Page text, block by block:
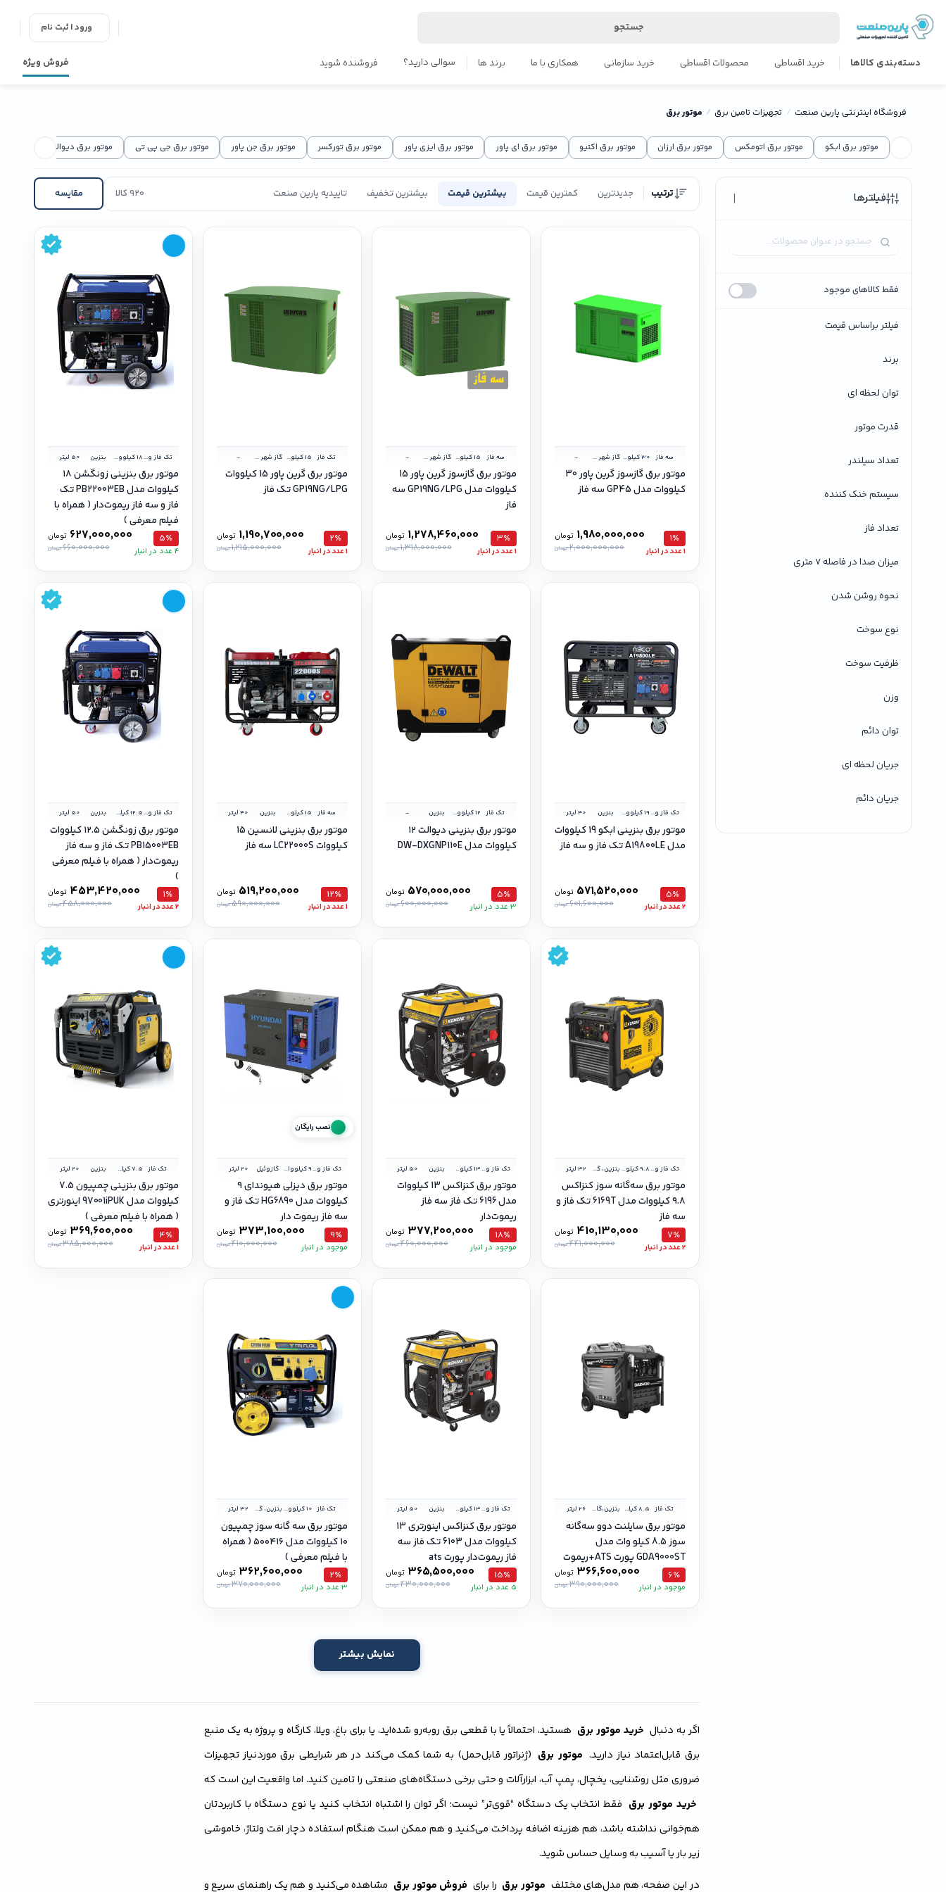
جستجو ورود | ثبت نام
دسته‌بندی کالاها خرید اقساطی محصولات اقساطی خرید سازمانی همکاری با ما برند ها سوالی دارید؟ فروشنده شوید فروش ویژه
فروشگاه اینترنتی پارین صنعت تجهیزات تامین برق موتور برق
موتور برق ابکو موتور برق اتومکس موتور برق ارزان موتور برق اکتیو موتور برق ای پاور موتور برق ایزی پاور موتور برق تورکسر موتور برق جن پاور موتور برق جی پی تی موتور برق دیوالت
فیلترها |
فقط کالاهای موجود
فیلتر براساس قیمت
برند
توان لحظه ای
قدرت موتور
تعداد سیلندر
سیستم خنک کننده
تعداد فاز
میزان صدا در فاصله 7 متری
نحوه روشن شدن
نوع سوخت
ظرفیت سوخت
وزن
توان دائم
جریان لحظه ای
جریان دائم
ترتیب جدیدترین کمترین قیمت بیشترین قیمت بیشترین تخفیف تاییدیه پارین صنعت 920 کالا مقایسه
سه فاز 30 کیلووات گاز شهر و گاز مایع -
موتور برق گازسوز گرین پاور 30
کیلووات مدل GP45 سه فاز
1٪
1 عدد در انبار
1,980,000,000 تومان
2,000,000,000 تومان
سه فاز 15 کیلووات گاز شهر و گاز مایع -
موتور برق گازسوز گرین پاور 15
کیلووات مدل GP19NG/LPG سه
فاز
3٪
1 عدد در انبار
1,278,460,000 تومان
1,318,000,000 تومان
تک فاز 15 کیلووات گاز شهر و گاز مایع -
موتور برق گرین پاور 15 کیلووات
GP19NG/LPG تک فاز
2٪
1 عدد در انبار
1,190,700,000 تومان
1,215,000,000 تومان
تک فاز و سه فاز 18 کیلووات بنزین 50 لیتر
موتور برق بنزینی زونگشن ۱۸
کیلووات مدل PB22003EB تک
فاز و سه فاز ریموت‌دار ( همراه با
فیلم معرفی )
5٪
4 عدد در انبار
627,000,000 تومان
660,000,000 تومان
تک فاز و سه فاز 19 کیلووات بنزین 40 لیتر
موتور برق بنزینی ابکو 19 کیلووات
مدل A19800LE تک فاز و سه فاز
5٪
2 عدد در انبار
571,520,000 تومان
601,600,000 تومان
تک فاز 12 کیلووات بنزین -
موتور برق بنزینی دیوالت ۱۲
کیلووات مدل DW-DXGNP110E
5٪
3 عدد در انبار
570,000,000 تومان
600,000,000 تومان
سه فاز 15 کیلووات بنزین 40 لیتر
موتور برق بنزینی لانسین 15
کیلووات LC22000S سه فاز
12٪
1 عدد در انبار
519,200,000 تومان
590,000,000 تومان
تک فاز و سه فاز 12.5 کیلووات بنزین 50 لیتر
موتور برق زونگشن ۱۲.۵ کیلووات
PB15003EB تک فاز و سه فاز
ریموت‌دار ( همراه با فیلم معرفی
)
1٪
2 عدد در انبار
453,420,000 تومان
458,000,000 تومان
تک فاز و سه فاز 9.8 کیلووات بنزین، گاز شهر و گاز مایع 32 لیتر
موتور برق سه‌گانه‌ سوز کنزاکس
۹.۸ کیلووات مدل 6169T تک فاز و
سه فاز
7٪
2 عدد در انبار
410,130,000 تومان
441,000,000 تومان
تک فاز و سه فاز 13 کیلووات بنزین 50 لیتر
موتور برق کنزاکس 13 کیلووات
مدل 6196 تک فاز سه فاز
ریموت‌دار
18٪
موجود در انبار
377,200,000 تومان
460,000,000 تومان
نصب رایگان
تک فاز و سه فاز 9 کیلووات گازوئیل 20 لیتر
موتور برق دیزلی هیوندای ۹
کیلووات مدل HG6890 تک فاز و
سه فاز ریموت دار
9٪
موجود در انبار
373,100,000 تومان
410,000,000 تومان
تک فاز 7.5 کیلووات بنزین 20 لیتر
موتور برق بنزینی چمپیون 7.5
کیلووات مدل 97001iPUK اینورتری
( همراه با فیلم معرفی )
4٪
1 عدد در انبار
369,600,000 تومان
385,000,000 تومان
تک فاز 8.5 کیلووات بنزین،گاز طبیعی،گاز مایع 26 لیتر
موتور برق سایلنت دوو سه‌گانه
سوز 8.5 کیلو وات مدل
GDA9000ST پورت ATS+ریموت
6٪
موجود در انبار
366,600,000 تومان
390,000,000 تومان
تک فاز و سه فاز 13 کیلووات بنزین 50 لیتر
موتور برق کنزاکس اینورتری 13
کیلووات مدل 6103 تک فاز سه
فاز ریموت‌دار پورت ats
15٪
5 عدد در انبار
365,500,000 تومان
430,000,000 تومان
تک فاز 10 کیلووات بنزین، گاز شهر و گاز مایع 32 لیتر
موتور برق سه گانه سوز چمپیون
۱۰ کیلووات مدل ۵۰۰۴۱۶ ( همراه
با فیلم معرفی )
2٪
3 عدد در انبار
362,600,000 تومان
370,000,000 تومان
نمایش بیشتر
اگر به دنبال خرید موتور برق هستید، احتمالاً یا با قطعی برق روبه‌رو شده‌اید، یا برای باغ، ویلا، کارگاه و پروژه به یک منبع
برق قابل‌اعتماد نیاز دارید. موتور برق (ژنراتور قابل‌حمل) به شما کمک می‌کند در هر شرایطی برق موردنیاز تجهیزات
ضروری مثل روشنایی، یخچال، پمپ آب، ابزارآلات و حتی برخی دستگاه‌های صنعتی را تامین کنید. اما واقعیت این است که
خرید موتور برق فقط انتخاب یک دستگاه “قوی‌تر” نیست؛ اگر توان را اشتباه انتخاب کنید یا نوع دستگاه با کاربردتان
هم‌خوانی نداشته باشد، هم هزینه اضافه پرداخت می‌کنید و هم ممکن است هنگام استفاده دچار افت ولتاژ، خاموشی
زیر بار یا آسیب به وسایل حساس شوید.
در این صفحه، هم مدل‌های مختلف موتور برق را برای فروش موتور برق مشاهده می‌کنید و هم یک راهنمای سریع و